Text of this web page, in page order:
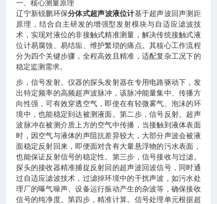
一、核心测量原理
辽宁新锐鹏环保分体式超声波液位计基于超声波回声测距
原理，结合自主研发的增强型发射模块与自适应滤波技
术，实现对液位的非接触式精准测量，解决传统接触式液
位计易腐蚀、易结垢、维护繁琐的痛点。其核心工作流程
分为四个关键步骤，全程高效且精准，适配复杂工况下的
稳定监测需求。
步，信号发射。仪器的探头发射器在专用电路驱动下，发
出特定频率的高频超声波脉冲，该脉冲能量集中、传播方
向性强，可有效穿透空气，即使在有轻微雾气、泡沫的环
境中，也能稳定到达被测液面。第二步，信号反射。超声
波脉冲在被测介质上方的空气中传播，当接触到液体表面
时，因空气与液体的声阻抗差异较大，大部分声波会被液
面稳定反射回来，即便面对含有大量悬浮物的污水表面，
也能保证反射信号的稳定性。第三步，信号接收与过滤。
探头的接收器精准捕捉反射回的超声波回波信号，同时通
过自适应滤波技术，过滤掉环境中的干扰声波，如污水处
理厂的曝气噪声、设备运行振动产生的杂波等，确保接收
信号的纯净度。第四步，精准计算。信号处理单元根据超